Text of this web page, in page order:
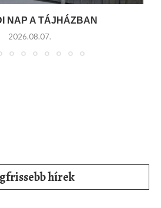
NAP A TÁJHÁZBAN
2026.08.07.
hírek